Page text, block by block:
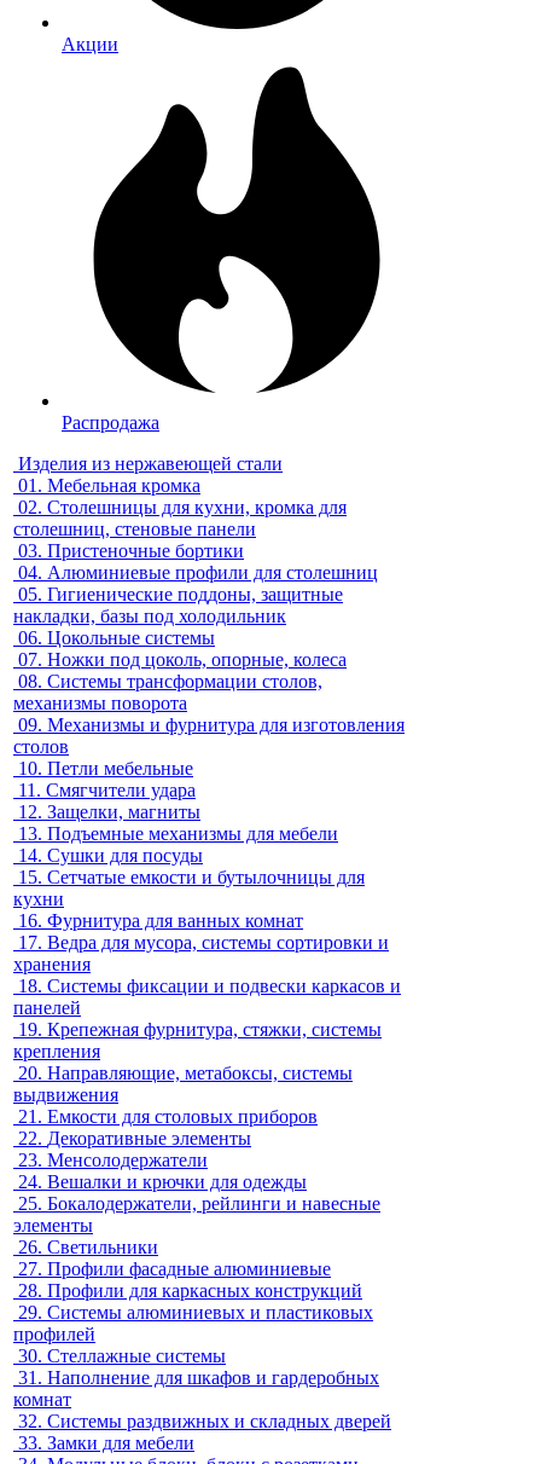
Акции
Распродажа
Изделия из нержавеющей стали
01. Мебельная кромка
02. Столешницы для кухни, кромка для
столешниц, стеновые панели
03. Пристеночные бортики
04. Алюминиевые профили для столешниц
05. Гигиенические поддоны, защитные
накладки, базы под холодильник
06. Цокольные системы
07. Ножки под цоколь, опорные, колеса
08. Системы трансформации столов,
механизмы поворота
09. Механизмы и фурнитура для изготовления
столов
10. Петли мебельные
11. Смягчители удара
12. Защелки, магниты
13. Подъемные механизмы для мебели
14. Сушки для посуды
15. Сетчатые емкости и бутылочницы для
кухни
16. Фурнитура для ванных комнат
17. Ведра для мусора, системы сортировки и
хранения
18. Системы фиксации и подвески каркасов и
панелей
19. Крепежная фурнитура, стяжки, системы
крепления
20. Направляющие, метабоксы, системы
выдвижения
21. Емкости для столовых приборов
22. Декоративные элементы
23. Менсолодержатели
24. Вешалки и крючки для одежды
25. Бокалодержатели, рейлинги и навесные
элементы
26. Светильники
27. Профили фасадные алюминиевые
28. Профили для каркасных конструкций
29. Системы алюминиевых и пластиковых
профилей
30. Стеллажные системы
31. Наполнение для шкафов и гардеробных
комнат
32. Системы раздвижных и складных дверей
33. Замки для мебели